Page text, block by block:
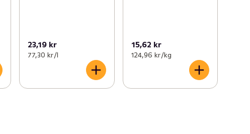
23,19 kr
77,30 kr /l
15,62 kr
124,96 kr /kg